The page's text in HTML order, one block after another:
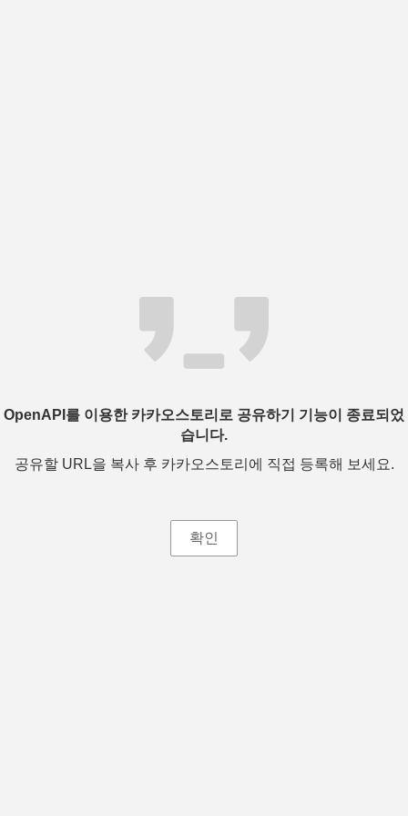
OpenAPI를 이용한 카카오스토리로 공유하기 기능이 종료되었
습니다.
공유할 URL을 복사 후 카카오스토리에 직접 등록해 보세요.
확인